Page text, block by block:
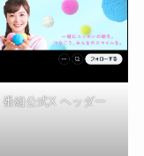
組公式X ヘッダー